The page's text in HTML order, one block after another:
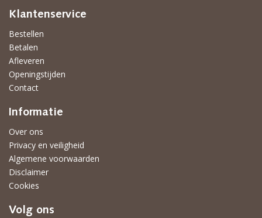
Klantenservice
Bestellen
Betalen
Afleveren
Openingstijden
Contact
Informatie
Over ons
Privacy en veiligheid
Algemene voorwaarden
Disclaimer
Cookies
Volg ons